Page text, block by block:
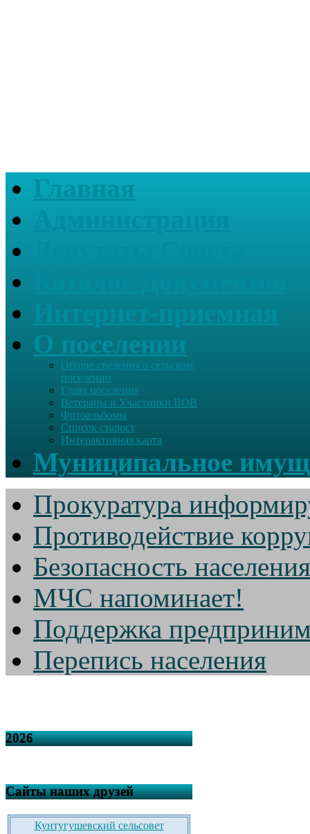
Главная
О поселении
Общие сведения о сельском
поселении
Глава поселения
Ветераны и Участники ВОВ
Фотоальбомы
Список старост
Интерактивная карта
Муниципальное
Прокуратура
Противодействие
Безопасность населения
МЧС напоминает!
Поддержка
Перепись населения
2026
Сайты наших друзей
Кунтугушевский сельсовет